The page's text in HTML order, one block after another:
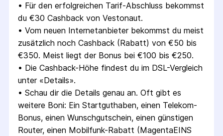
• Für den erfolgreichen Tarif-Abschluss bekommst
du €30 Cashback von Vestonaut.
• Vom neuen Internetanbieter bekommst du meist
zusätzlich noch Cashback (Rabatt) von €50 bis
€350. Meist liegt der Bonus bei €100 bis €250.
• Die Cashback-Höhe findest du im DSL-Vergleich
unter «Details».
• Schau dir die Details genau an. Oft gibt es
weitere Boni: Ein Startguthaben, einen Telekom-
Bonus, einen Wunschgutschein, einen günstigen
Router, einen Mobilfunk-Rabatt (MagentaEINS